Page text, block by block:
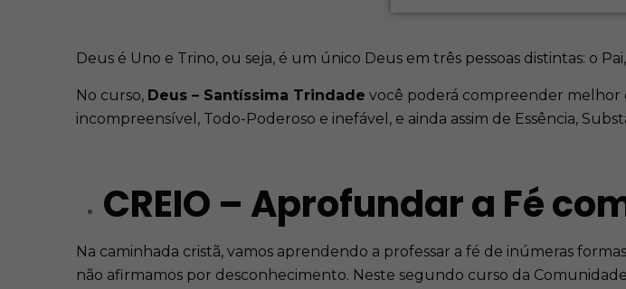
Deus é Uno e Trino, ou seja, é um único Deus em três pessoas distintas: o
No curso, Deus – Santíssima Trindade você poderá compreender melhor
incompreensível, Todo-Poderoso e inefável, e ainda assim de Essência,
CREIO – Aprofundar a Fé
Na caminhada cristã, vamos aprendendo a professar a fé de inúmeras
não afirmamos por desconhecimento. Neste segundo curso da